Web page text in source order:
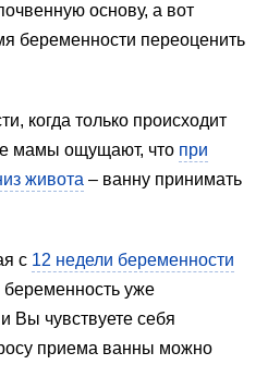
основу, а вот
беременности переоценить
когда только происходит
мамы ощущают, что при
живота – ванну принимать
с 12 недели беременности
уже
Вы чувствуете себя
приема ванны можно